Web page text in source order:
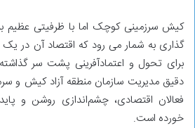
کیش سرزمینی کوچک اما با ظرفیتی عظیم
گذاری به شمار می رود که اقتصاد آن در
برای تحول و اعتمادآفرینی پشت سر گذاشته
دقیق مدیریت سازمان منطقه آزاد کیش و
فعالان اقتصادی، چشم‌اندازی روشن و
خورده است.